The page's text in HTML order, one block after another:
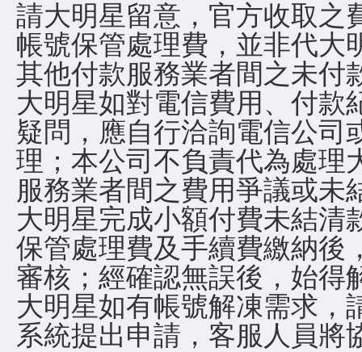
請大明星留意，官方收取之
帳號保管處理費，並非代大
其他付款服務業者間之未付
大明星如對電信費用、付款
疑問，應自行洽詢電信公司
理；本公司不負責代為處理
服務業者間之費用爭議或未
大明星完成小額付費未結清
保管處理費及手續費繳納後
審核；經確認無誤後，始得
大明星如有帳號解凍需求，
系統提出申請，客服人員將